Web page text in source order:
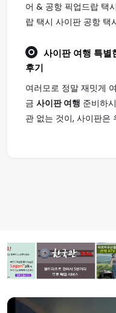
어 & 공항 픽업드랍 택
랍 택시 사이판 공항 택
사이판 여행 특별
후기
여러모로 정말 재밋게
금 사이판 여행 준비하
관 없는 것이, 사이판은